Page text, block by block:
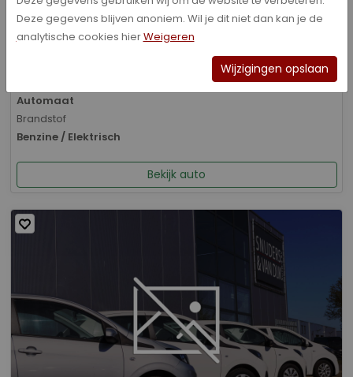
Bouwjaar
01-2026
Kilometerstand
Automaat
Brandstof
Benzine / Elektrisch
Bekijk auto
Deze gegevens blijven anoniem. Wil je dit niet dan kan je de
analytische cookies hierWeigeren
Wijzigingen opslaan